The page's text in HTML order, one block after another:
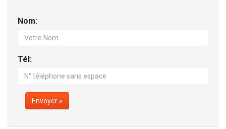
Nom:
Tél:
Envoyer »